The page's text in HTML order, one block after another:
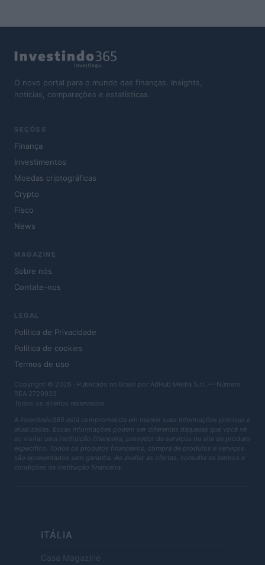
O novo portal para o mundo das finanças. Insights,
notícias, comparações e estatísticas.
SEÇÕES
Finança
Investimentos
Moedas criptográficas
Crypto
Fisco
News
MAGAZINE
Sobre nós
Contate-nos
LEGAL
Política de Privacidade
Política de cookies
Termos de uso
Copyright © 2026 · Publicado no Brasil por AdHub Media S.r.l. — Número
REA 2729933
Todos os direitos reservados
A Investindo365 está comprometida em manter suas informações precisas e
atualizadas. Essas informações podem ser diferentes daquelas que você vê
ao visitar uma instituição financeira, provedor de serviços ou site de produto
específico. Todos os produtos financeiros, compra de produtos e serviços
são apresentados sem garantia. Ao avaliar as ofertas, consulte os termos e
condições da instituição financeira.
ITÁLIA
Casa Magazine